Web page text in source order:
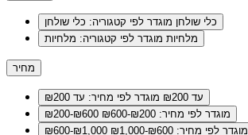
כלי שולחן מוגדר לפי קטגוריה: כלי שולחן
מלחיות מוגדר לפי קטגוריה: מלחיות
מחיר
עד ₪200
מוגדר לפי מחיר: עד ₪200
₪200-₪600
מוגדר לפי מחיר: ₪200-₪600
₪600-₪1,000
מוגדר לפי מחיר: ₪600-₪1,000